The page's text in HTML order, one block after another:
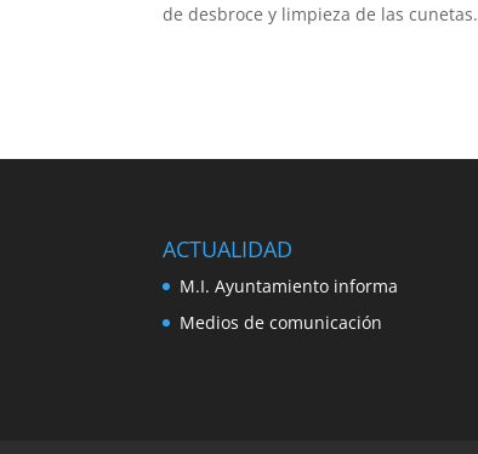
de desbroce y limpieza de las cunetas.
ACTUALIDAD
M.I. Ayuntamiento informa
Medios de comunicación